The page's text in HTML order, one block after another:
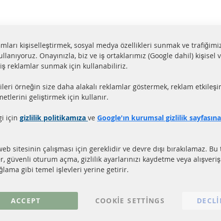
içerisinde gönderim
stokta bulunmaktadır
Tüm parçalar
e-mark ile homologe
LİNKLER
PARTİKÜL FİLTRESİ TEMİZLİĞİ
(KAT)
MÜŞTERİ
Ödeme şekilleri
kişiselleştirmek, sosyal medya özellikleri sunmak ve
Onayınızla, biz ve iş ortaklarımız (Google dahil) kişisel
reklamlar sunmak için kullanabiliriz.
örneğin size daha alakalı reklamlar göstermek, reklam
geliştirmek için kullanır.
için gizlilik politikamıza ve Google'ın kurumsal gizlilik sayfasına
sitesinin çalışması için gereklidir ve devre dışı bırakılamaz.
güvenli oturum açma, gizlilik ayarlarınızı kaydetme veya
gibi temel işlevleri yerine getirir.
ACCEPT COOKIE SETTINGS